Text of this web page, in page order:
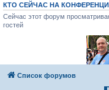
КТО СЕЙЧАС НА
Сейчас этот форум
гостей
Список форумов